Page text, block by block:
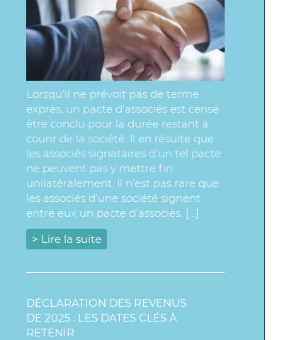
Lorsqu’il ne prévoit pas de terme
exprès, un pacte d’associés est censé
être conclu pour la durée restant à
courir de la société. Il en résulte que
les associés signataires d’un tel pacte
ne peuvent pas y mettre fin
unilatéralement. Il n’est pas rare que
les associés d’une société signent
entre eux un pacte d’associés. […]
> Lire la suite
DÉCLARATION DES REVENUS
DE 2025 : LES DATES CLÉS À
RETENIR